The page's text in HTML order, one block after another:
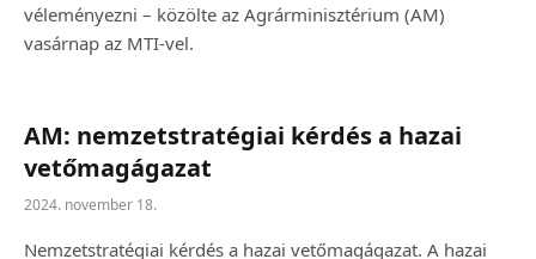
véleményezni – közölte az Agrárminisztérium (AM)
vasárnap az MTI-vel.
AM: nemzetstratégiai kérdés a hazai
vetőmagágazat
2024. november 18.
Nemzetstratégiai kérdés a hazai vetőmagágazat. A hazai